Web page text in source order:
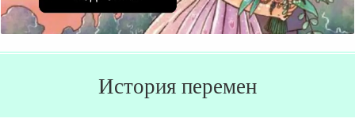
История перемен